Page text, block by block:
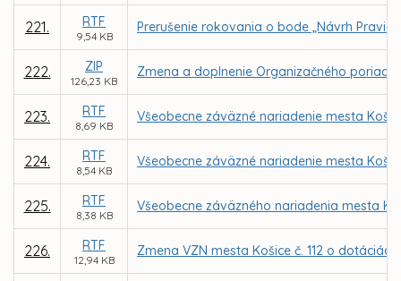
221. RTF
9,54 KB
Prerušenie rokovania o bode „Návrh
222. ZIP
126,23 KB
Zmena a doplnenie Organizačného
223. RTF
8,69 KB
Všeobecne záväzné nariadenie mesta
224. RTF
8,54 KB
Všeobecne záväzné nariadenie mesta
225. RTF
8,38 KB
Všeobecne záväzného nariadenia mesta
226. RTF
12,94 KB
Zmena VZN mesta Košice č. 112 o